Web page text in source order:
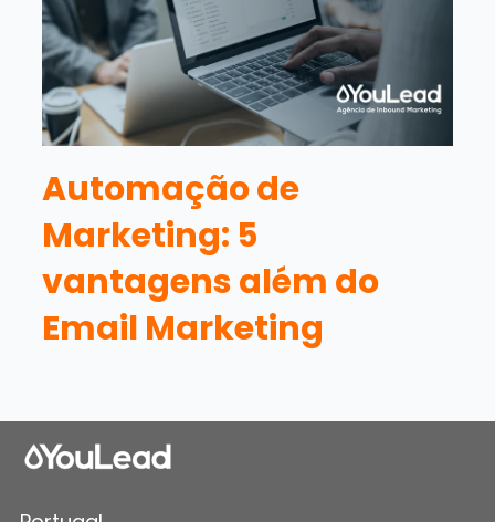
Automação de
Marketing: 5
vantagens além do
Email Marketing